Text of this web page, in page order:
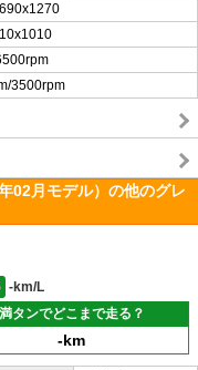
3500rpm
02月モデル）の他のグレ
-km/L
満タンでどこまで走る？
-km